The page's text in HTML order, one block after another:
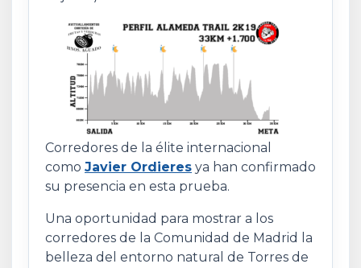
Corredores de la élite internacional
como Javier Ordieres ya han confirmado
su presencia en esta prueba.
Una oportunidad para mostrar a los
corredores de la Comunidad de Madrid la
belleza del entorno natural de Torres de